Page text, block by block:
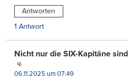
Antworten
1 Antwort
Nicht nur die SIX-Kapitäne
06.11.2025 um 07:49